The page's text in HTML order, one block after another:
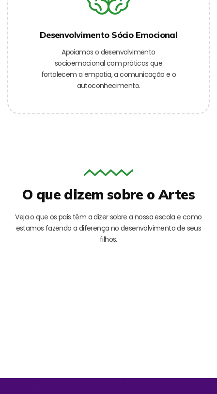
Desenvolvimento Sócio Emocional
Apoiamos o desenvolvimento
socioemocional com práticas que
fortalecem a empatia, a comunicação e o
autoconhecimento.
O que dizem sobre o Artes
Veja o que os pais têm a dizer sobre a nossa escola e como
estamos fazendo a diferença no desenvolvimento de seus
filhos.